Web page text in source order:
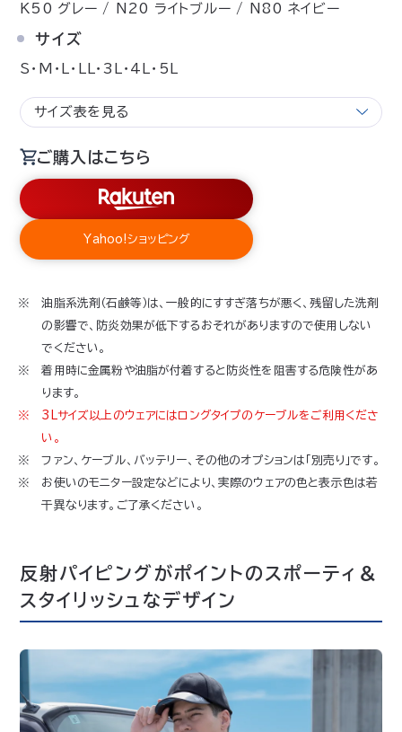
K50 グレー / N20 ライトブルー / N80 ネイビー
サイズ
S・M・L・LL・3L・4L・5L
サイズ表を見る
ご購入はこちら
Yahoo!ショッピング
油脂系洗剤（石鹸等）は、一般的にすすぎ落ちが悪く、残留した洗剤
の影響で、防炎効果が低下するおそれがありますので使用しない
でください。
着用時に金属粉や油脂が付着すると防炎性を阻害する危険性があ
ります。
3Lサイズ以上のウェアにはロングタイプのケーブルをご利用くださ
い。
ファン、ケーブル、バッテリー、その他のオプションは「別売り」です。
お使いのモニター設定などにより、実際のウェアの色と表示色は若
干異なります。ご了承ください。
反射パイピングがポイントのスポーティ＆
スタイリッシュなデザイン